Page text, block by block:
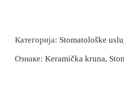
Категорија: Stomatološke
Ознаке: Keramička kruna,